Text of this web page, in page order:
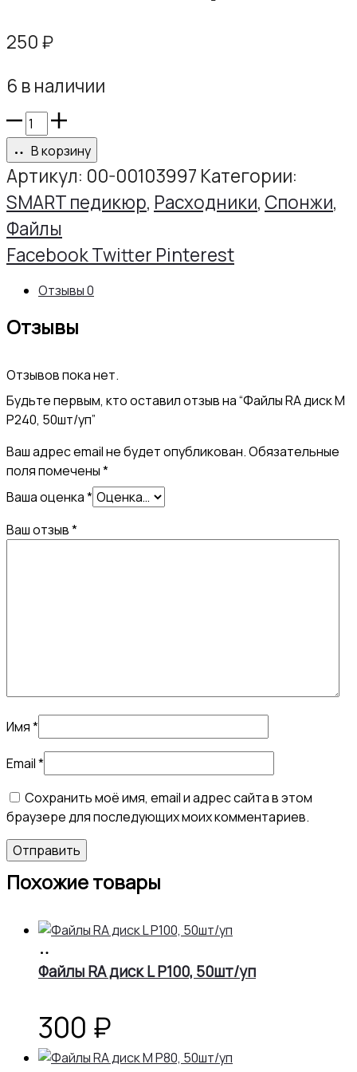
250₽
6 в наличии
Количество
товара
Файлы
RA
диск
M
50шт/
уп
В корзину
Артикул: 00-00103997 Категории:
SMART педикюр, Расходники, Спонжи,
Файлы
Share
FacebookTwitter Pinterest
Отзывы0
Отзывы
Отзывов пока нет.
Будьте первым, кто оставил отзыв на “Файлы RA диск M
Р240, 50шт/уп”
Ваш адрес email не будет опубликован.Обязательные
поля помечены*
Ваша оценка*
Ваш отзыв*
Имя*
Email*
Сохранить моё имя, email и адрес сайта в этом
браузере для последующих моих комментариев.
Похожие товары
корзину
Файлы RA диск L Р100, 50шт/уп
300 ₽